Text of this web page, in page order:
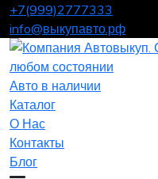
+7(999)2777333
info@выкупавто.рф
Авто в наличии
Каталог
О Нас
Контакты
Блог